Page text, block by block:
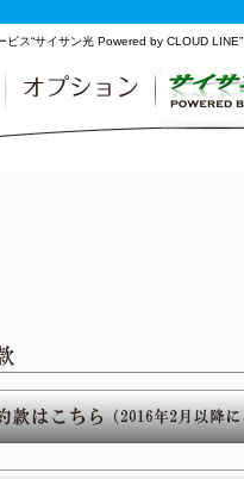
ス“サイサン光 Powered by CLOUD LINE”